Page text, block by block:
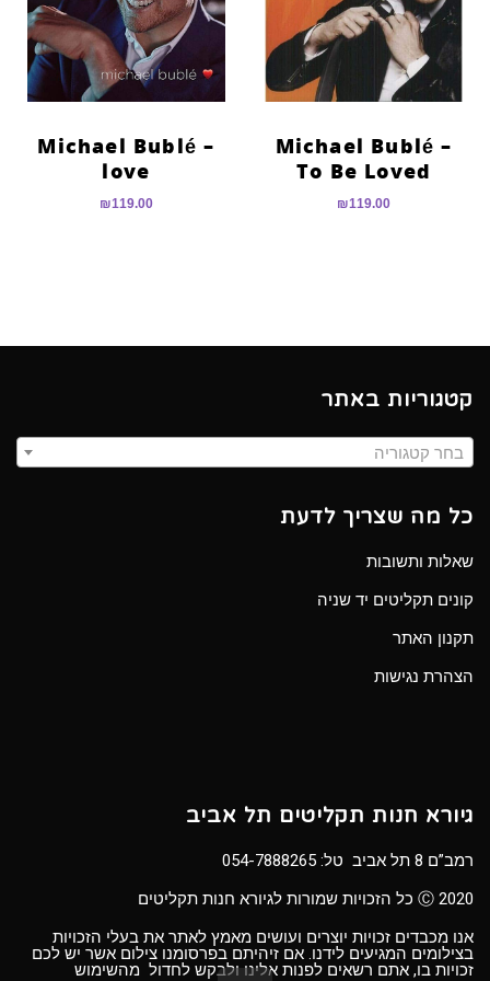
format_underlined הוסף קו תחתון לקישורים
font_download סמן קישורים
לאפס
cached
Michael Bublé –
To Be Loved
₪119.00
Michael Bublé –
love
₪119.00
קטגוריות באתר
בחר קטגוריה
כל מה שצריך לדעת
שאלות ותשובות
קונים תקליטים יד שניה
תקנון האתר
הצהרת נגישות
גיורא חנות תקליטים תל אביב
רמב”ם 8 תל אביב טל:
054-7888265
Ⓒ 2020 כל הזכויות שמורות לגיורא חנות תקליטים
אנו מכבדים זכויות יוצרים ועושים מאמץ לאתר את בעלי הזכויות
בצילומים המגיעים לידנו. אם זיהיתם בפרסומנו צילום אשר יש לכם
זכויות בו, אתם רשאים לפנות אלינו ולבקש לחדול מהשימוש